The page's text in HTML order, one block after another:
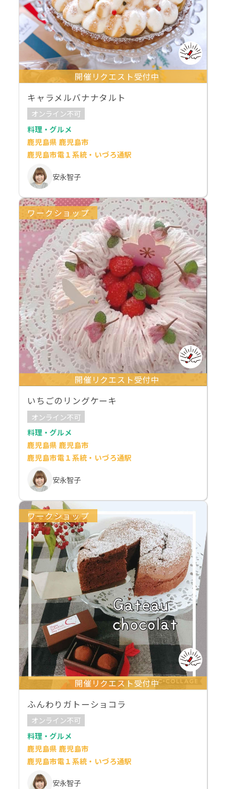
開催リクエスト受付中
キャラメルバナナタルト
オンライン不可
料理・グルメ
鹿児島県 鹿児島市
鹿児島市電１系統・いづろ通駅
安永智子
ワークショップ
開催リクエスト受付中
いちごのリングケーキ
オンライン不可
料理・グルメ
鹿児島県 鹿児島市
鹿児島市電１系統・いづろ通駅
安永智子
ワークショップ
開催リクエスト受付中
ふんわりガトーショコラ
オンライン不可
料理・グルメ
鹿児島県 鹿児島市
鹿児島市電１系統・いづろ通駅
安永智子